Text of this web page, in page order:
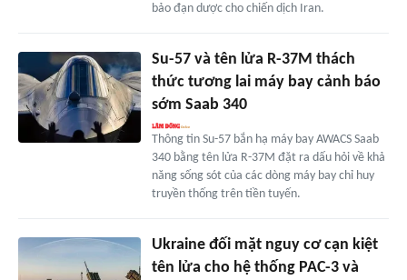
bảo đạn dược cho chiến dịch Iran.
Su-57 và tên lửa R-37M thách
thức tương lai máy bay cảnh báo
sớm Saab 340
Thông tin Su-57 bắn hạ máy bay AWACS Saab
340 bằng tên lửa R-37M đặt ra dấu hỏi về khả
năng sống sót của các dòng máy bay chỉ huy
truyền thống trên tiền tuyến.
Ukraine đối mặt nguy cơ cạn kiệt
tên lửa cho hệ thống PAC-3 và